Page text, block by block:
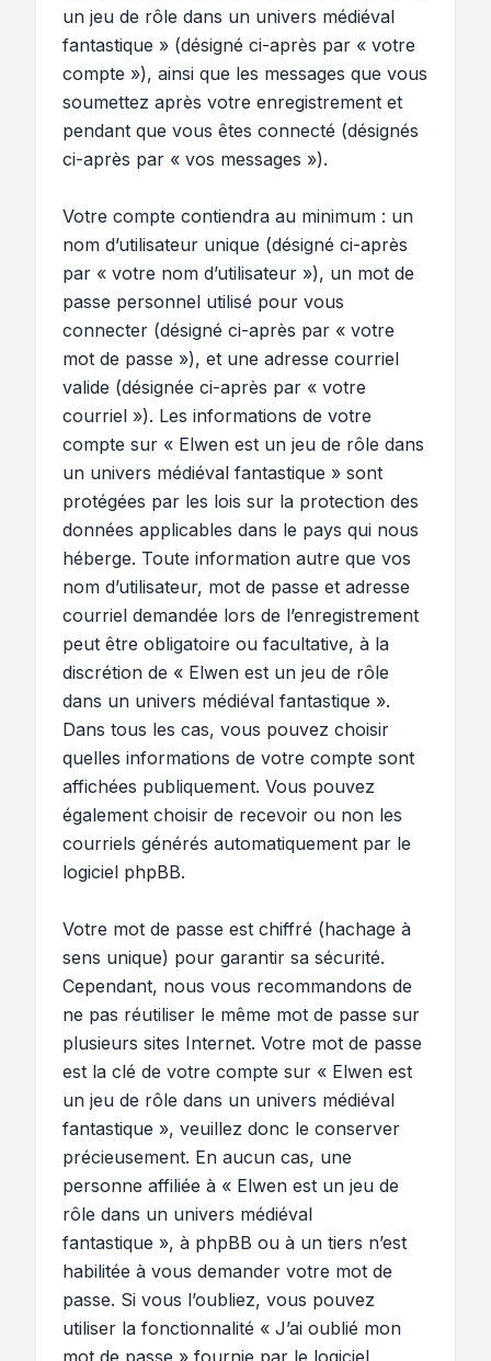
un jeu de rôle dans un univers médiéval
fantastique » (désigné ci-après par « votre
compte »), ainsi que les messages que vous
soumettez après votre enregistrement et
pendant que vous êtes connecté (désignés
ci-après par « vos messages »).
Votre compte contiendra au minimum : un
nom d’utilisateur unique (désigné ci-après
par « votre nom d’utilisateur »), un mot de
passe personnel utilisé pour vous
connecter (désigné ci-après par « votre
mot de passe »), et une adresse courriel
valide (désignée ci-après par « votre
courriel »). Les informations de votre
compte sur « Elwen est un jeu de rôle dans
un univers médiéval fantastique » sont
protégées par les lois sur la protection des
données applicables dans le pays qui nous
héberge. Toute information autre que vos
nom d’utilisateur, mot de passe et adresse
courriel demandée lors de l’enregistrement
peut être obligatoire ou facultative, à la
discrétion de « Elwen est un jeu de rôle
dans un univers médiéval fantastique ».
Dans tous les cas, vous pouvez choisir
quelles informations de votre compte sont
affichées publiquement. Vous pouvez
également choisir de recevoir ou non les
courriels générés automatiquement par le
logiciel phpBB.
Votre mot de passe est chiffré (hachage à
sens unique) pour garantir sa sécurité.
Cependant, nous vous recommandons de
ne pas réutiliser le même mot de passe sur
plusieurs sites Internet. Votre mot de passe
est la clé de votre compte sur « Elwen est
un jeu de rôle dans un univers médiéval
fantastique », veuillez donc le conserver
précieusement. En aucun cas, une
personne affiliée à « Elwen est un jeu de
rôle dans un univers médiéval
fantastique », à phpBB ou à un tiers n’est
habilitée à vous demander votre mot de
passe. Si vous l’oubliez, vous pouvez
utiliser la fonctionnalité « J’ai oublié mon
mot de passe » fournie par le logiciel